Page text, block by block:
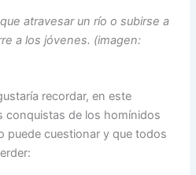
atravesar un río o subirse a
a los jóvenes. (imagen:
recordar, en este
conquistas de los homínidos
puede cuestionar y que todos